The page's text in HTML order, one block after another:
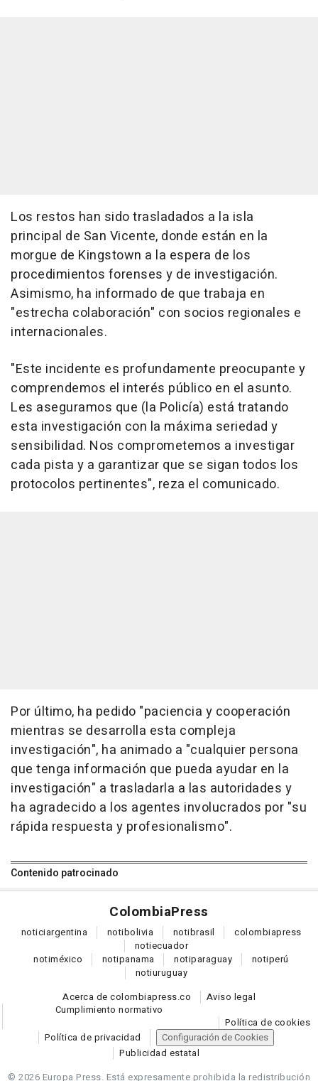
Los restos han sido trasladados a la isla
principal de San Vicente, donde están en la
morgue de Kingstown a la espera de los
procedimientos forenses y de investigación.
Asimismo, ha informado de que trabaja en
"estrecha colaboración" con socios regionales e
internacionales.
"Este incidente es profundamente preocupante y
comprendemos el interés público en el asunto.
Les aseguramos que (la Policía) está tratando
esta investigación con la máxima seriedad y
sensibilidad. Nos comprometemos a investigar
cada pista y a garantizar que se sigan todos los
protocolos pertinentes", reza el comunicado.
Por último, ha pedido "paciencia y cooperación
mientras se desarrolla esta compleja
investigación", ha animado a "cualquier persona
que tenga información que pueda ayudar en la
investigación" a trasladarla a las autoridades y
ha agradecido a los agentes involucrados por "su
rápida respuesta y profesionalismo".
Contenido patrocinado
ColombiaPress
noticiargentina notibolivia notibrasil colombiapress
notiecuador
notiméxico notipanama notiparaguay notiperú
notiuruguay
Acerca de colombiapress.co
Aviso legal
Cumplimiento normativo
Política de cookies
Política de privacidad
Configuración de Cookies
Publicidad estatal
© 2026 Europa Press. Está expresamente prohibida la redistribución